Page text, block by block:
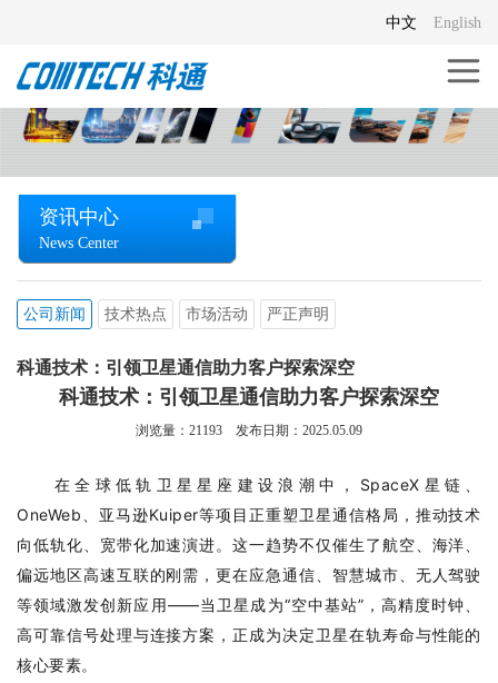
English
中文
资讯中心
News Center
公司新闻 技术热点 市场活动 严正声明
科通技术：引领卫星通信助力客户探索深空
科通技术：引领卫星通信助力客户探索深空
浏览量： 21193 发布日期：2025.05.09
在全球低轨卫星星座建设浪潮中，SpaceX星链、
OneWeb、亚马逊Kuiper等项目正重塑卫星通信格局，推动技术
向低轨化、宽带化加速演进。这一趋势不仅催生了航空、海洋、
偏远地区高速互联的刚需，更在应急通信、智慧城市、无人驾驶
等领域激发创新应用——当卫星成为“空中基站”，高精度时钟、
高可靠信号处理与连接方案，正成为决定卫星在轨寿命与性能的
核心要素。